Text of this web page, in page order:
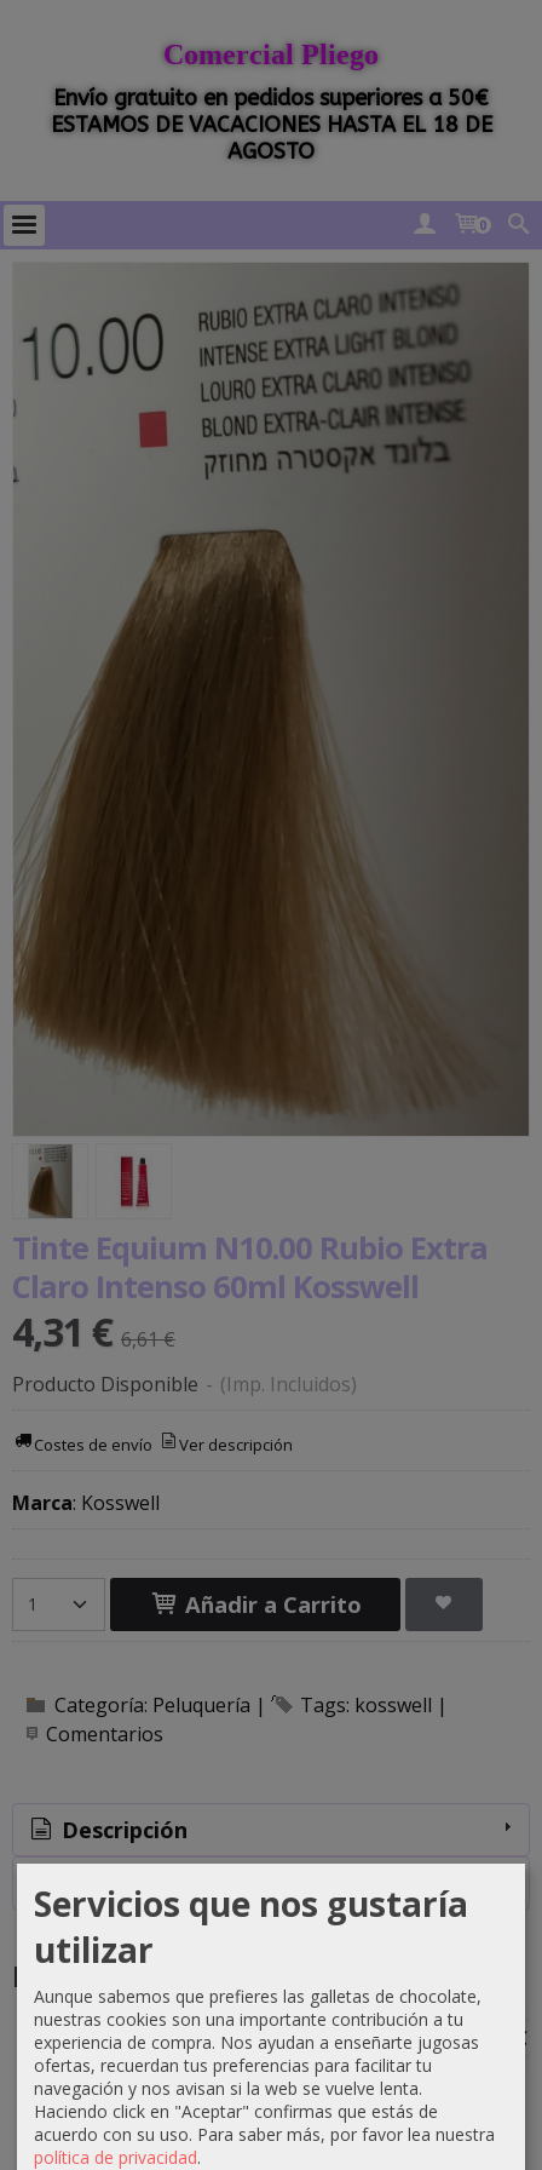
Comercial Pliego
Envío gratuito en pedidos superiores a 50€
ESTAMOS DE VACACIONES HASTA EL 18 DE
AGOSTO
0
Tinte Equium N10.00 Rubio Extra
Claro Intenso 60ml Kosswell
4,31 € 6,61 €
Producto Disponible - (Imp. Incluidos)
Costes de envío Ver descripción
Marca: Kosswell
Añadir a Carrito
Categoría: Peluquería | Tags: kosswell |
Comentarios
Descripción
Costes de Envío
Productos Relacionados
-1 €
Crema
-0 €
Crema
-3 €
Crema
-3 €
Servicios que nos gustaría
utilizar
Aunque sabemos que prefieres las galletas de chocolate,
nuestras cookies son una importante contribución a tu
experiencia de compra. Nos ayudan a enseñarte jugosas
ofertas, recuerdan tus preferencias para facilitar tu
navegación y nos avisan si la web se vuelve lenta.
Haciendo click en "Aceptar" confirmas que estás de
acuerdo con su uso. Para saber más, por favor lea nuestra
política de privacidad.